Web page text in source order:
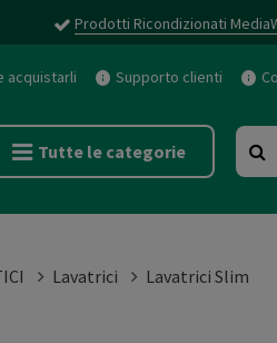
Prodotti Ricondizionati
acquistarli Supporto clienti
Tutte le categorie
Lavatrici
Lavatrici Slim